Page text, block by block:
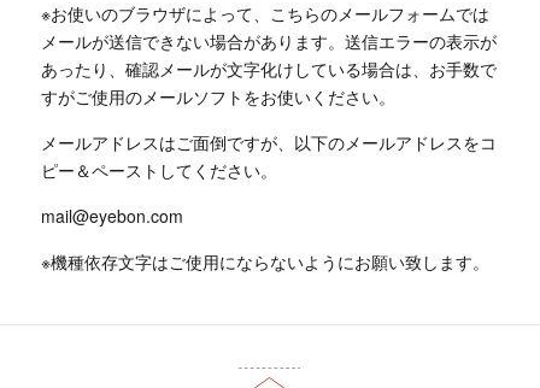
※お使いのブラウザによって、こちらのメールフォームでは
メールが送信できない場合があります。送信エラーの表示が
あったり、確認メールが文字化けしている場合は、お手数で
すがご使用のメールソフトをお使いください。
メールアドレスはご面倒ですが、以下のメールアドレスをコ
ピー＆ペーストしてください。
mail@eyebon.com
※機種依存文字はご使用にならないようにお願い致します。